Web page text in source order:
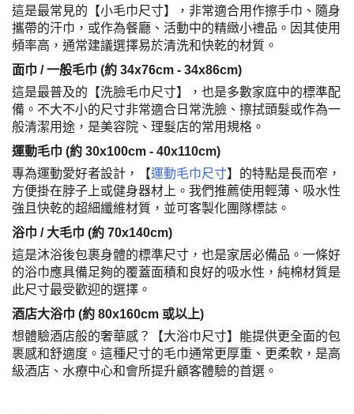
這是最常見的【小毛巾尺寸】，非常適合用作擦手巾、隨身
攜帶的汗巾，或作為餐廳、活動中的精緻小禮品。因其使用
頻率高，通常建議選擇易於清洗和快乾的材質。
面巾 / 一般毛巾 (約 34x76cm - 34x86cm)
這是最普及的【洗臉毛巾尺寸】，也是多數家庭中的標準配
備。不大不小的尺寸非常適合日常洗臉、擦拭頭髮或作為一
般清潔用途，是美容院、理髮店的常用規格。
運動毛巾 (約 30x100cm - 40x110cm)
專為運動愛好者設計，【運動毛巾尺寸】的特點是長而窄，
方便掛在脖子上或健身器材上。我們推薦使用輕薄、吸水性
強且快乾的超細纖維材質，並可客製化團隊標誌。
浴巾 / 大毛巾 (約 70x140cm)
這是沐浴後包裹身體的標準尺寸，也是家居必備品。一條好
的浴巾應具備足夠的覆蓋面積和良好的吸水性，純棉材質是
此尺寸最受歡迎的選擇。
酒店大浴巾 (約 80x160cm 或以上)
想體驗酒店般的奢華感？
【大浴巾尺寸】能提供更全面的包
裹感和舒適度。這種尺寸的毛巾通常更厚重、更柔軟，是高
級酒店、水療中心和會所提升顧客體驗的首選。